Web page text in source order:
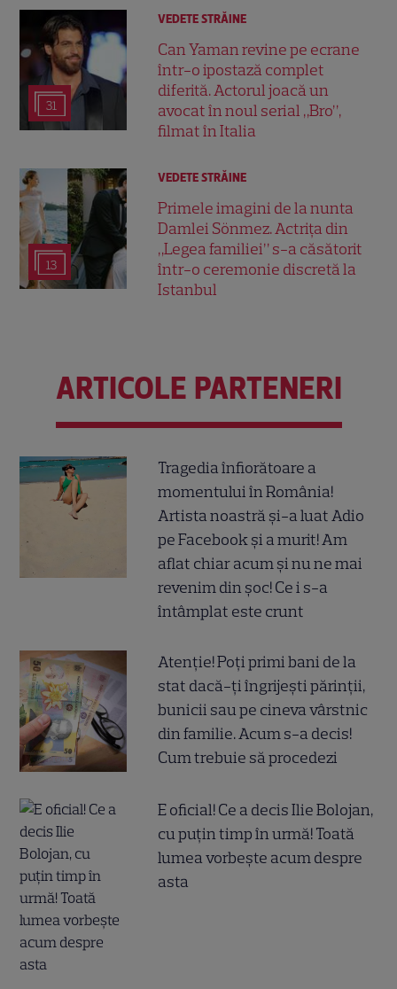
31
VEDETE STRĂINE
Can Yaman revine pe ecrane
într-o ipostază complet
diferită. Actorul joacă un
avocat în noul serial „Bro”,
filmat în Italia
13
VEDETE STRĂINE
Primele imagini de la nunta
Damlei Sönmez. Actrița din
„Legea familiei” s-a căsătorit
într-o ceremonie discretă la
Istanbul
ARTICOLE PARTENERI
Tragedia înfiorătoare a
momentului în România!
Artista noastră și-a luat Adio
pe Facebook și a murit! Am
aflat chiar acum și nu ne mai
revenim din șoc! Ce i s-a
întâmplat este crunt
Atenție! Poți primi bani de la
stat dacă-ți îngrijești părinții,
bunicii sau pe cineva vârstnic
din familie. Acum s-a decis!
Cum trebuie să procedezi
E oficial! Ce a decis Ilie Bolojan,
cu puțin timp în urmă! Toată
lumea vorbește acum despre
asta